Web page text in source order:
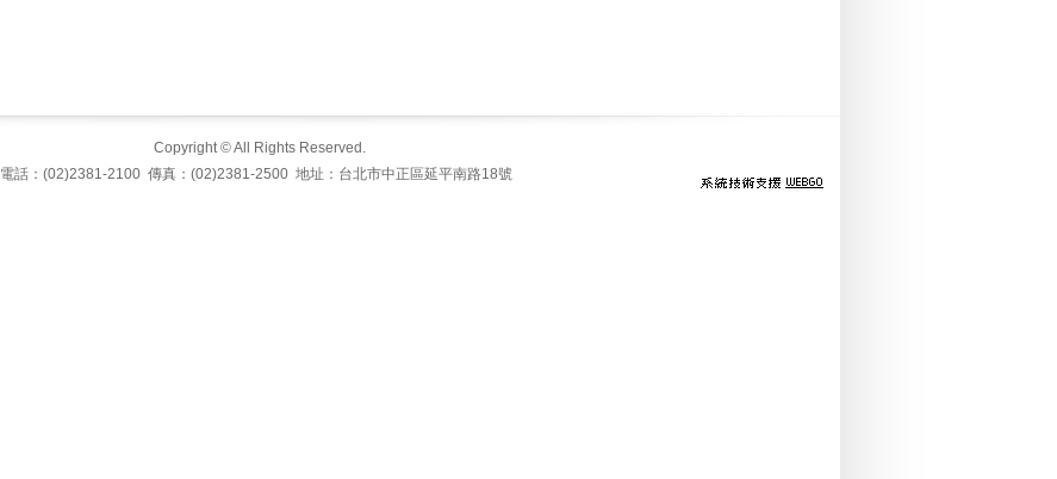
Copyright © All Rights Reserved.
電話：(02)2381-2100 傳真：(02)2381-2500 地址：台北市中正區延平南路18號